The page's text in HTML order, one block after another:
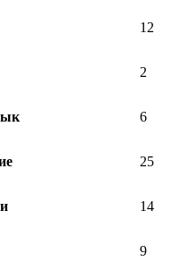
12
2
6
25
14
9